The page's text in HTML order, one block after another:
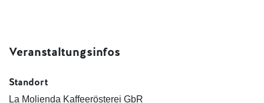
Veranstaltungsinfos
Standort
La Molienda Kaffeerösterei GbR